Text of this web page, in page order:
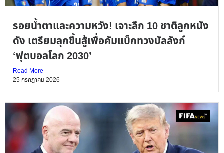
รอยน้ำตาและความหวัง! เจาะลึก 10 ชาติลูกหนัง
ดัง เตรียมลุกขึ้นสู้เพื่อคัมแบ็กทวงบัลลังก์
‘ฟุตบอลโลก 2030’
Read More
25 กรกฎาคม 2026